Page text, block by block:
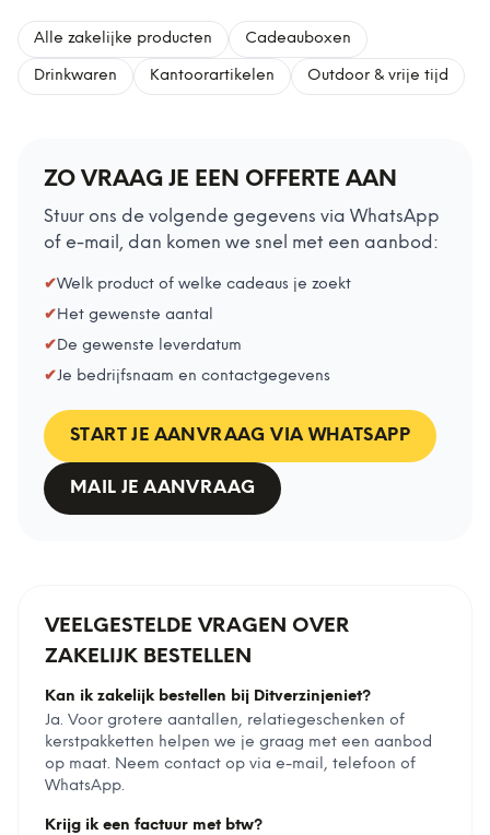
Alle zakelijke producten Cadeauboxen
Drinkwaren Kantoorartikelen Outdoor & vrije tijd
ZO VRAAG JE EEN OFFERTE AAN
Stuur ons de volgende gegevens via WhatsApp
of e-mail, dan komen we snel met een aanbod:
✔Welk product of welke cadeaus je zoekt
✔Het gewenste aantal
✔De gewenste leverdatum
✔Je bedrijfsnaam en contactgegevens
START JE AANVRAAG VIA WHATSAPP
MAIL JE AANVRAAG
VEELGESTELDE VRAGEN OVER
ZAKELIJK BESTELLEN
Kan ik zakelijk bestellen bij Ditverzinjeniet?
Ja. Voor grotere aantallen, relatiegeschenken of
kerstpakketten helpen we je graag met een aanbod
op maat. Neem contact op via e-mail, telefoon of
WhatsApp.
Krijg ik een factuur met btw?